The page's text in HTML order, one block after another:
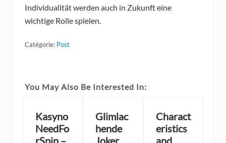
Individualität werden auch in Zukunft eine
wichtige Rolle spielen.
Catégorie: Post
You May Also Be Interested In:
Kasyno
NeedFo
Glimlac
hende
Charact
eristics